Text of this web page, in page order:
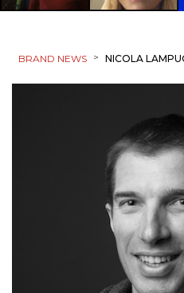
BRAND NEWS > NICOLA